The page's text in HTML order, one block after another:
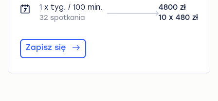
1 x tyg. / 100 min.
32 spotkania
4800 zł
10 x 480 zł
Zapisz się